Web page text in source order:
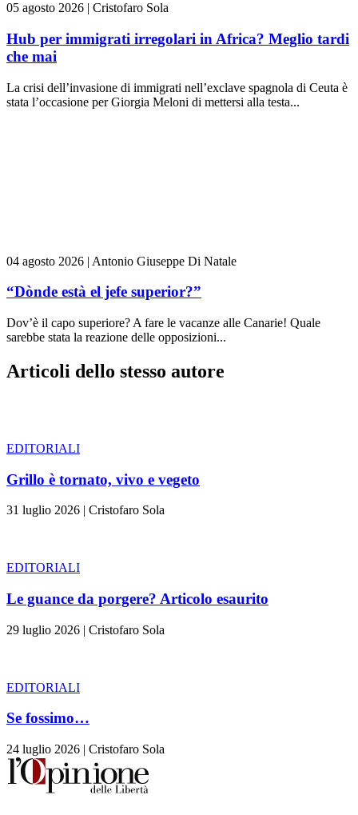
05 agosto 2026 | Cristofaro Sola
Hub per immigrati irregolari in Africa? Meglio tardi
che mai
La crisi dell’invasione di immigrati nell’exclave spagnola di Ceuta è
stata l’occasione per Giorgia Meloni di mettersi alla testa...
04 agosto 2026 | Antonio Giuseppe Di Natale
“Dònde està el jefe superior?”
Dov’è il capo superiore? A fare le vacanze alle Canarie! Quale
sarebbe stata la reazione delle opposizioni...
Articoli dello stesso autore
EDITORIALI
Grillo è tornato, vivo e vegeto
31 luglio 2026 | Cristofaro Sola
EDITORIALI
Le guance da porgere? Articolo esaurito
29 luglio 2026 | Cristofaro Sola
EDITORIALI
Se fossimo…
24 luglio 2026 | Cristofaro Sola